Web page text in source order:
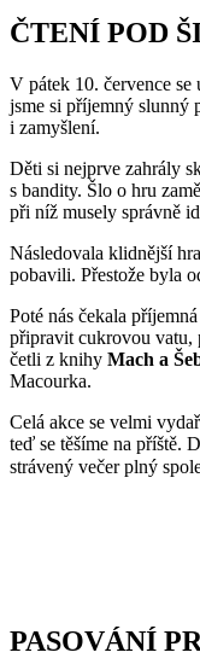
ČTENÍ POD
V pátek 10. července se
jsme si příjemný slunný
i zamyšlení.
Děti si nejprve zahrály
s bandity. Šlo o hru
při níž musely správně
Následovala klidnější
pobavili. Přestože byla
Poté nás čekala
připravit cukrovou vatu,
četli z knihy Mach a
Macourka.
Celá akce se velmi
teď se těšíme na příště.
strávený večer plný
PASOVÁNÍ